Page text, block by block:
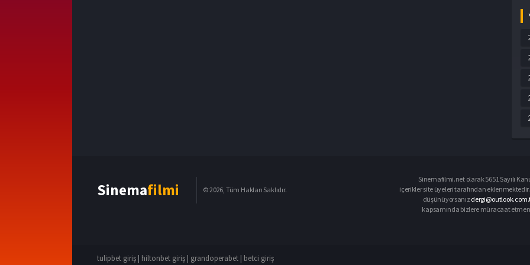
Sinemafilmi © 2026, Tüm Hakları Saklıdır.
Sinemafilmi.net olarak 5651 Sayılı
içerikler site üyeleri tarafından
düşünüyorsanız
kapsamında bizlere müracaat
tulipbet giriş | hiltonbet giriş | grandoperabet | betci giriş